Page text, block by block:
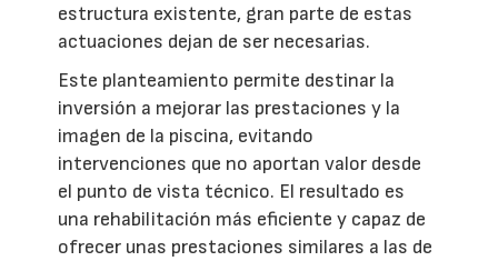
estructura existente, gran parte de estas
actuaciones dejan de ser necesarias.
Este planteamiento permite destinar la
inversión a mejorar las prestaciones y la
imagen de la piscina, evitando
intervenciones que no aportan valor desde
el punto de vista técnico. El resultado es
una rehabilitación más eficiente y capaz de
ofrecer unas prestaciones similares a las de